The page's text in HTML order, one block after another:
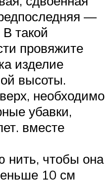
—
такой
провяжите
изделие
высоты.
необходимо
убавки,
вместе
нить, чтобы она
10 см